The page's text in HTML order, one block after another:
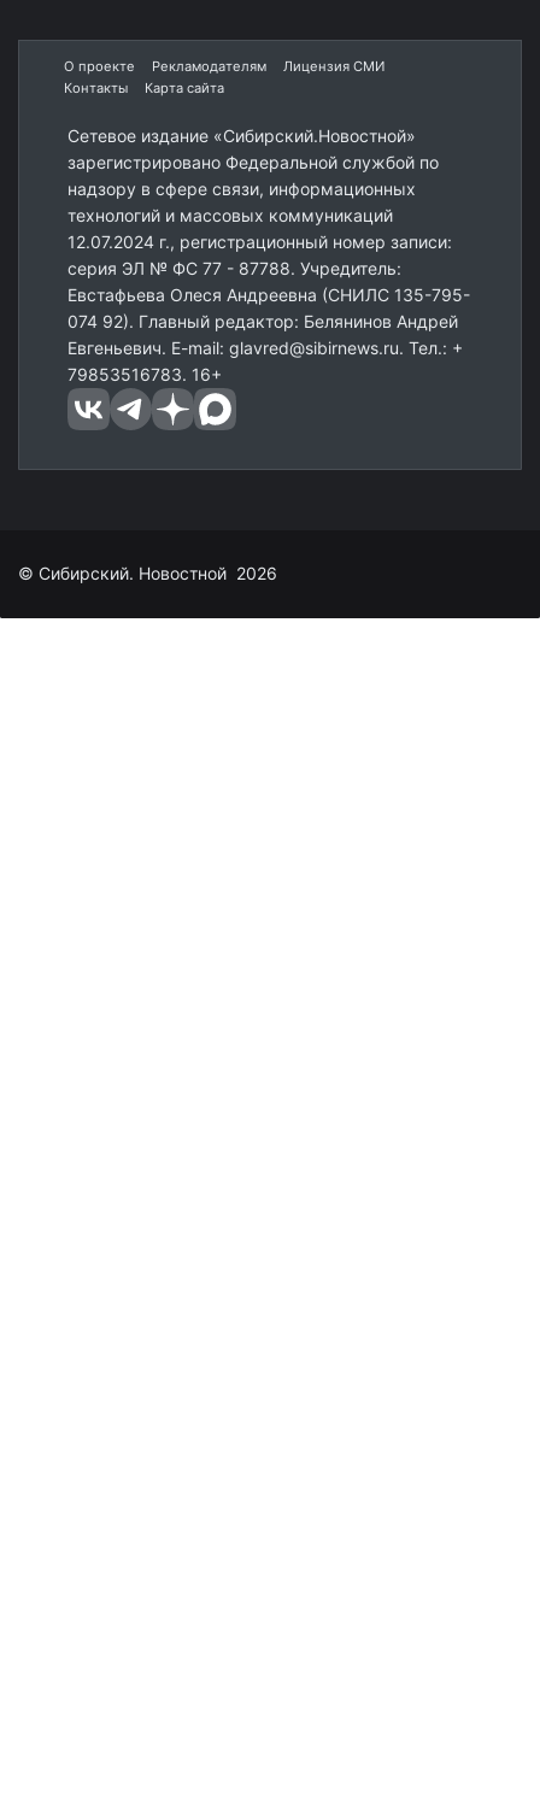
О проекте Рекламодателям
Лицензия СМИ
Контакты
Карта сайта
Сетевое издание «Сибирский.Новостной»
зарегистрировано Федеральной службой по
надзору в сфере связи, информационных
технологий и массовых коммуникаций
12.07.2024 г., регистрационный номер записи:
серия ЭЛ № ФС 77 - 87788. Учредитель:
Евстафьева Олеся Андреевна (СНИЛС 135-795-
074 92). Главный редактор: Белянинов Андрей
Евгеньевич. E-mail: glavred@sibirnews.ru. Тел.: +
79853516783. 16+
© Сибирский. Новостной 2026